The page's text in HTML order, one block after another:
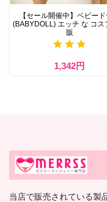
【セール開催中】ベビー
(BABYDOLL) エッチ な コス
販
1,342円
当店で販売されている製